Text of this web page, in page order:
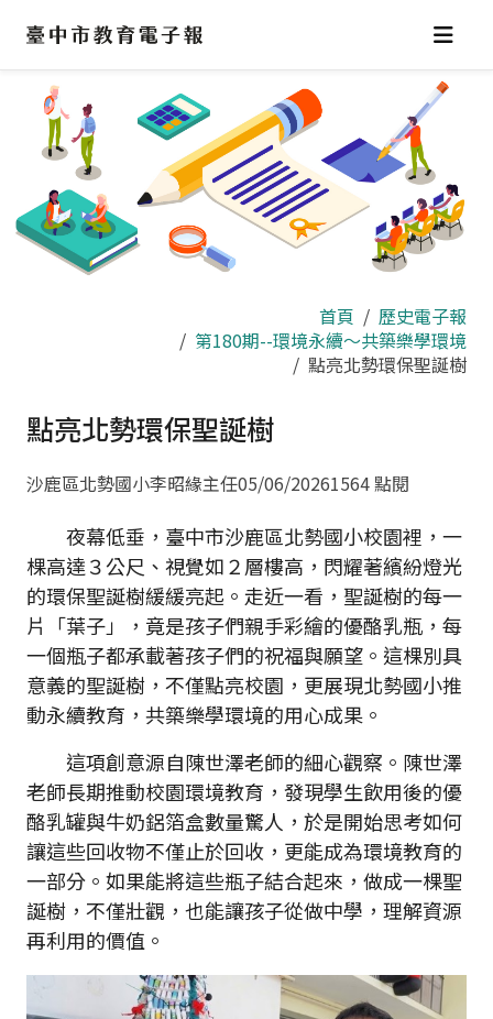
區
首頁
歷史電子報
第180期--環境永續～共築樂學環境
點亮北勢環保聖誕樹
點亮北勢環保聖誕樹
沙鹿區北勢國小李昭緣主任05/06/20261564 點閱
夜幕低垂，臺中市沙鹿區北勢國小校園裡，一
棵高達３公尺、視覺如２層樓高，閃耀著繽紛燈光
的環保聖誕樹緩緩亮起。走近一看，聖誕樹的每一
片「葉子」，竟是孩子們親手彩繪的優酪乳瓶，每
一個瓶子都承載著孩子們的祝福與願望。這棵別具
意義的聖誕樹，不僅點亮校園，更展現北勢國小推
動永續教育，共築樂學環境的用心成果。
這項創意源自陳世澤老師的細心觀察。陳世澤
老師長期推動校園環境教育，發現學生飲用後的優
酪乳罐與牛奶鋁箔盒數量驚人，於是開始思考如何
讓這些回收物不僅止於回收，更能成為環境教育的
一部分。如果能將這些瓶子結合起來，做成一棵聖
誕樹，不僅壯觀，也能讓孩子從做中學，理解資源
再利用的價值。